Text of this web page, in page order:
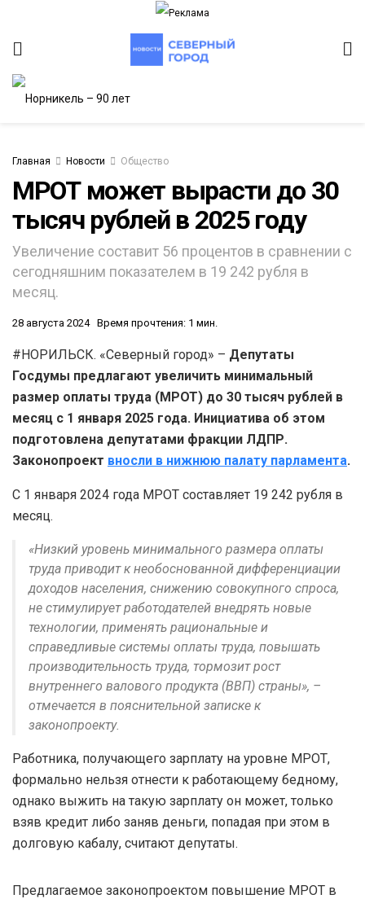
Главная Новости Общество
МРОТ может вырасти до 30
тысяч рублей в 2025 году
Увеличение составит 56 процентов в сравнении с
сегодняшним показателем в 19 242 рубля в
месяц.
28 августа 2024 Время прочтения: 1 мин.
#НОРИЛЬСК. «Северный город» – Депутаты
Госдумы предлагают увеличить минимальный
размер оплаты труда (МРОТ) до 30 тысяч рублей в
месяц с 1 января 2025 года. Инициатива об этом
подготовлена депутатами фракции ЛДПР.
Законопроект вносли в нижнюю палату парламента.
С 1 января 2024 года МРОТ составляет 19 242 рубля в
месяц.
«Низкий уровень минимального размера оплаты
труда приводит к необоснованной дифференциации
доходов населения, снижению совокупного спроса,
не стимулирует работодателей внедрять новые
технологии, применять рациональные и
справедливые системы оплаты труда, повышать
производительность труда, тормозит рост
внутреннего валового продукта (ВВП) страны», –
отмечается в пояснительной записке к
законопроекту.
Работника, получающего зарплату на уровне МРОТ,
формально нельзя отнести к работающему бедному,
однако выжить на такую зарплату он может, только
взяв кредит либо заняв деньги, попадая при этом в
долговую кабалу, считают депутаты.
Предлагаемое законопроектом повышение МРОТ в